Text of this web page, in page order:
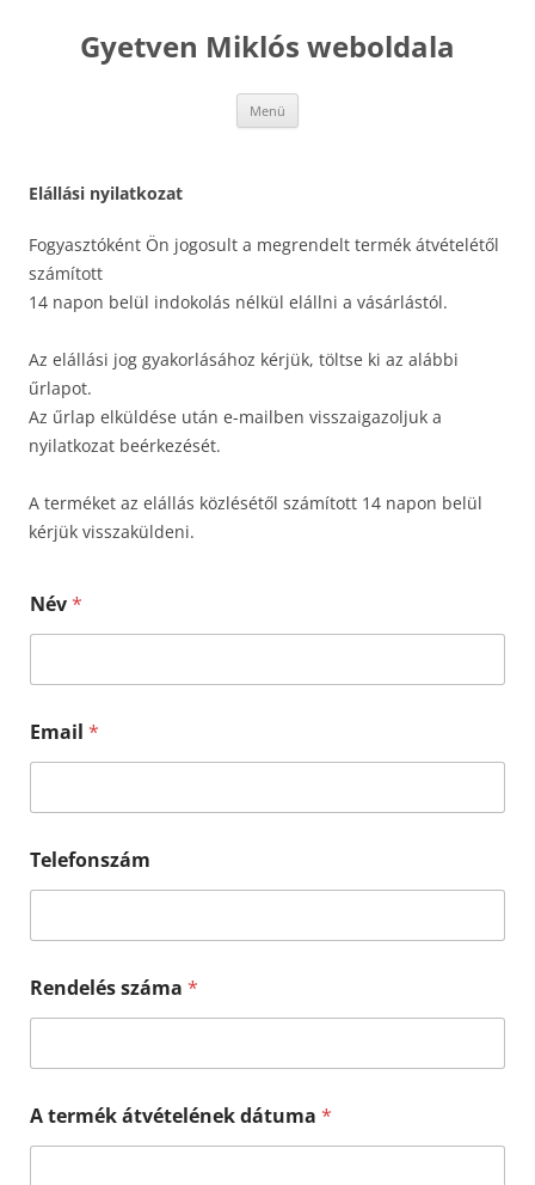
tartalombaGyetven Miklós weboldala
Menü
Elállási nyilatkozat
Fogyasztóként Ön jogosult a megrendelt termék átvételétől
számított
14 napon belül indokolás nélkül elállni a vásárlástól.
Az elállási jog gyakorlásához kérjük, töltse ki az alábbi
űrlapot.
Az űrlap elküldése után e-mailben visszaigazoljuk a
nyilatkozat beérkezését.
A terméket az elállás közlésétől számított 14 napon belül
kérjük visszaküldeni.
Név*
Email *
Telefonszám
Rendelés száma *
A termék átvételének dátuma *